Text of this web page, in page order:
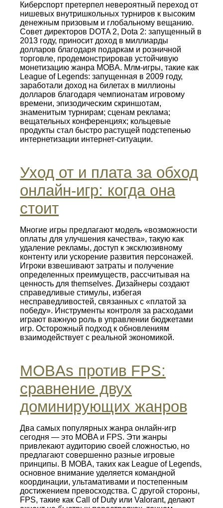
Киберспорт претерпел невероятный переход от
нишевых внутришкольных турниров к высоким
денежным призовым и глобальному вещанию.
Совет директоров DOTA 2, Dota 2: запущенный в
2013 году, приносит доход в миллиарды
долларов благодаря подаркам и розничной
торговле, продемонстрировав устойчивую
монетизацию жанра MOBA. Млм-игры, такие как
League of Legends: запущенная в 2009 году,
заработали доход на билетах в миллионы
долларов благодаря чемпионатам игровому
времени, эпизодическим скриншотам,
знаменитым турнирам; сценам реклама;
вещательных конференциях; кольцевые
продукты стал быстро растущей подстепенью
интернетизации интернет-ситуации.
Уход от и плата за обход
онлайн-игр: когда она
стоит
Многие игры предлагают модель «возможности
оплаты для улучшения качества», такую как
удаление рекламы, доступ к эксклюзивному
контенту или ускорение развития персонажей.
Игроки взвешивают затраты и получение
определенных преимуществ, рассчитывая на
ценность для themselves. Дизайнеры создают
справедливые стимулы, избегая
несправедливостей, связанных с «платой за
победу». Инструменты контроля за расходами
играют важную роль в управлении бюджетами
игр. Осторожный подход к обновлениям
взаимодействует с реальной экономикой.
MOBAs против FPS:
сравнение двух
доминирующих жанров
Два самых популярных жанра онлайн-игр
сегодня — это MOBA и FPS. Эти жанры
привлекают аудиторию своей сложностью, но
предлагают совершенно разные игровые
принципы. В MOBA, таких как League of Legends,
основное внимание уделяется командной
координации, ультамативами и постепенным
достижением превосходства. С другой стороны,
FPS, такие как Call of Duty или Valorant, делают